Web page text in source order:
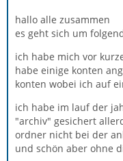
hallo alle zusammen
es geht sich um
ich habe mich vor
habe einige konten
konten wobei ich auf
ich habe im lauf der
"archiv" gesichert
ordner nicht bei der
und schön aber ohne